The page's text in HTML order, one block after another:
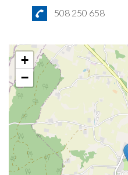
508 250 658
+
−